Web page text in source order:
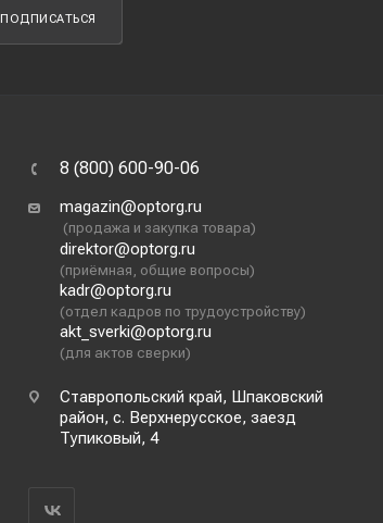
ПОДПИСАТЬСЯ
8 (800) 600-90-06
magazin@optorg.ru
(продажа и закупка товара)
direktor@optorg.ru
(приёмная, общие вопросы)
kadr@optorg.ru
(отдел кадров по трудоустройству)
akt_sverki@optorg.ru
(для актов сверки)
Ставропольский край, Шпаковский
район, с. Верхнерусское, заезд
Тупиковый, 4